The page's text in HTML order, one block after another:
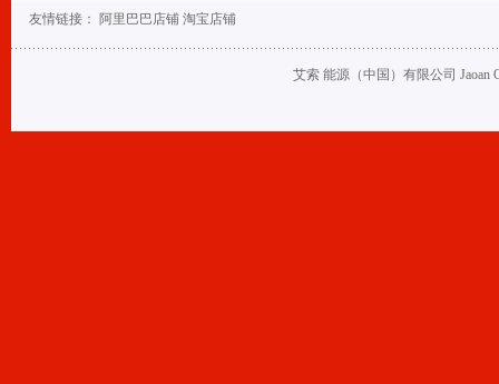
友情链接： 阿里巴巴店铺 淘宝店铺
艾索 能源（中国）有限公司 Jaoan